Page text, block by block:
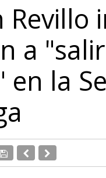
Revillo
a
en la